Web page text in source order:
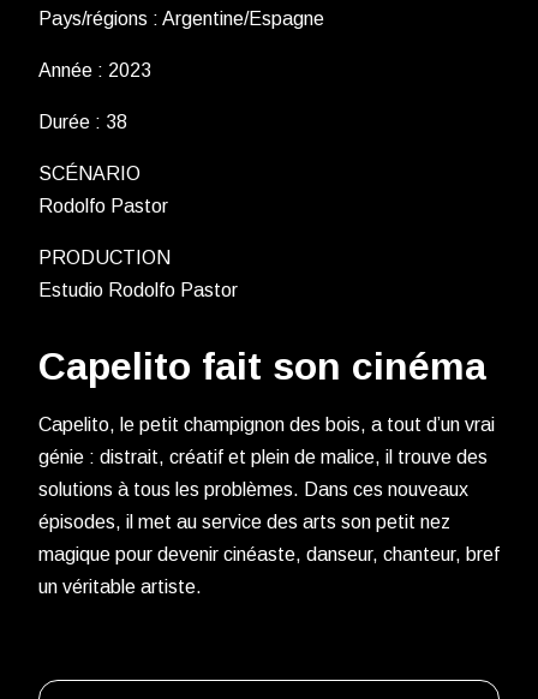
Pays/régions : Argentine/Espagne
Année : 2023
Durée : 38
SCÉNARIO
Rodolfo Pastor
PRODUCTION
Estudio Rodolfo Pastor
Capelito fait son cinéma
Capelito, le petit champignon des bois, a tout d’un vrai
génie : distrait, créatif et plein de malice, il trouve des
solutions à tous les problèmes. Dans ces nouveaux
épisodes, il met au service des arts son petit nez
magique pour devenir cinéaste, danseur, chanteur, bref
un véritable artiste.